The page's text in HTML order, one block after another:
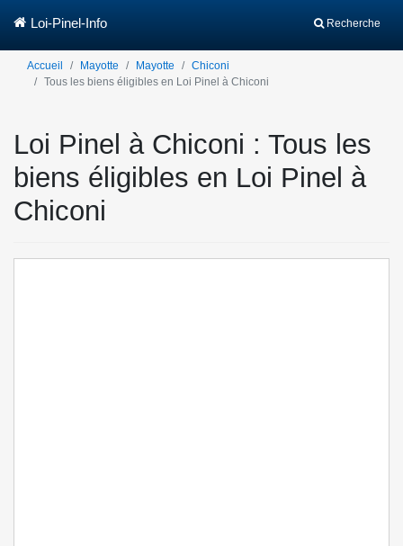
Recherche
Loi-Pinel-Info
Accueil Mayotte Mayotte
Chiconi
Tous les biens éligibles en Loi Pinel à Chiconi
Loi Pinel à Chiconi : Tous les
biens éligibles en Loi Pinel à
Chiconi